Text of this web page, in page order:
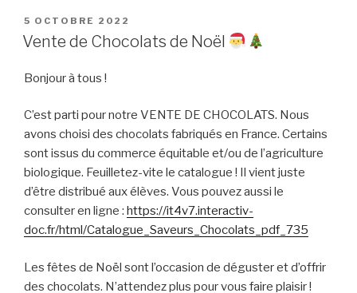
PUBLIÉ
LE
5 OCTOBRE 2022
Vente de Chocolats de Noël
Bonjour à tous !
C’est parti pour notre VENTE DE CHOCOLATS. Nous
avons choisi des chocolats fabriqués en France. Certains
sont issus du commerce équitable et/ou de l’agriculture
biologique. Feuilletez-vite le catalogue ! Il vient juste
d’être distribué aux élèves. Vous pouvez aussi le
consulter en ligne : https://it4v7.interactiv-
doc.fr/html/Catalogue_Saveurs_Chocolats_pdf_735
Les fêtes de Noël sont l’occasion de déguster et d’offrir
des chocolats. N’attendez plus pour vous faire plaisir !